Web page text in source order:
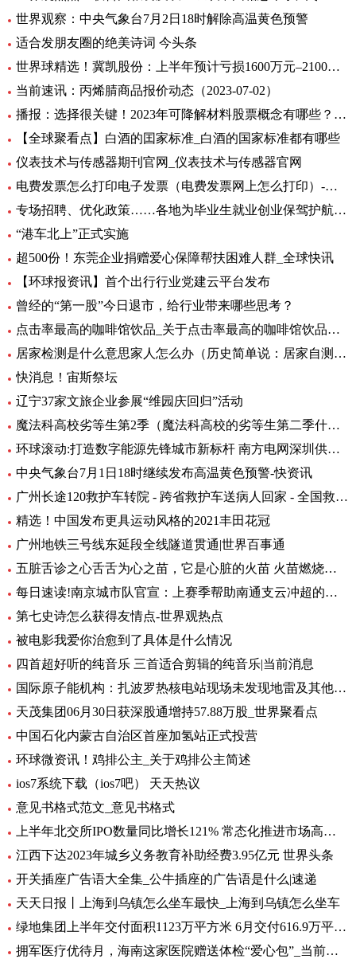
世界观察：中央气象台7月2日18时解除高温黄色预警
适合发朋友圈的绝美诗词 今头条
世界球精选！冀凯股份：上半年预计亏损1600万元–2100万元
当前速讯：丙烯腈商品报价动态（2023-07-02）
播报：选择很关键！2023年可降解材料股票概念有哪些？（7月2日）
【全球聚看点】白酒的囯家标准_白酒的国家标准都有哪些
仪表技术与传感器期刊官网_仪表技术与传感器官网
电费发票怎么打印电子发票（电费发票网上怎么打印）-环球报资讯
专场招聘、优化政策……各地为毕业生就业创业保驾护航 环球观天下
“港车北上”正式实施
超500份！东莞企业捐赠爱心保障帮扶困难人群_全球快讯
【环球报资讯】首个出行行业党建云平台发布
曾经的“第一股”今日退市，给行业带来哪些思考？
点击率最高的咖啡馆饮品_关于点击率最高的咖啡馆饮品介绍
居家检测是什么意思家人怎么办（历史简单说：居家自测阳性怎么办专家解答） 全球快资讯
快消息！宙斯祭坛
辽宁37家文旅企业参展“维园庆回归”活动
魔法科高校劣等生第2季（魔法科高校的劣等生第二季什么时候出）_环球热头条
环球滚动:打造数字能源先锋城市新标杆 南方电网深圳供电局主题展厅亮相数能展
中央气象台7月1日18时继续发布高温黄色预警-快资讯
广州长途120救护车转院 - 跨省救护车送病人回家 - 全国救护团队_快资讯
精选！中国发布更具运动风格的2021丰田花冠
广州地铁三号线东延段全线隧道贯通|世界百事通
五脏舌诊之心舌舌为心之苗，它是心脏的火苗 火苗燃烧的时候，你会发
每日速读!南京城市队官宣：上赛季帮助南通支云冲超的特拉奥雷加盟
第七史诗怎么获得友情点-世界观热点
被电影我爱你治愈到了具体是什么情况
四首超好听的纯音乐 三首适合剪辑的纯音乐|当前消息
国际原子能机构：扎波罗热核电站现场未发现地雷及其他爆炸物
天茂集团06月30日获深股通增持57.88万股_世界聚看点
中国石化内蒙古自治区首座加氢站正式投营
环球微资讯！鸡排公主_关于鸡排公主简述
ios7系统下载（ios7吧） 天天热议
意见书格式范文_意见书格式
上半年北交所IPO数量同比增长121% 常态化推进市场高质量扩容 要闻
江西下达2023年城乡义务教育补助经费3.95亿元 世界头条
开关插座广告语大全集_公牛插座的广告语是什么|速递
天天日报丨上海到乌镇怎么坐车最快_上海到乌镇怎么坐车
绿地集团上半年交付面积1123万平方米 6月交付616.9万平方米-环球观热点
拥军医疗优待月，海南这家医院赠送体检“爱心包”_当前头条